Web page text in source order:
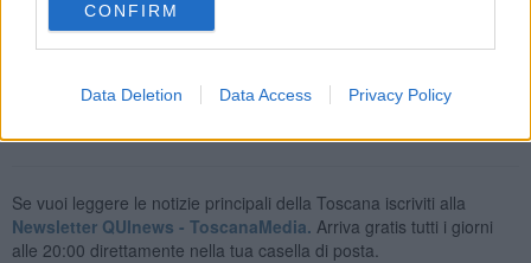
CONFIRM
Data Deletion Data Access Privacy Policy
Poi si sono dati alla fuga.
Le slot sono state ritrovate in un
bosco di Cavriglia.
Se vuoi leggere le notizie principali della Toscana iscriviti alla
Newsletter QUInews - ToscanaMedia. Arriva gratis tutti i giorni
alle 20:00 direttamente nella tua casella di posta.